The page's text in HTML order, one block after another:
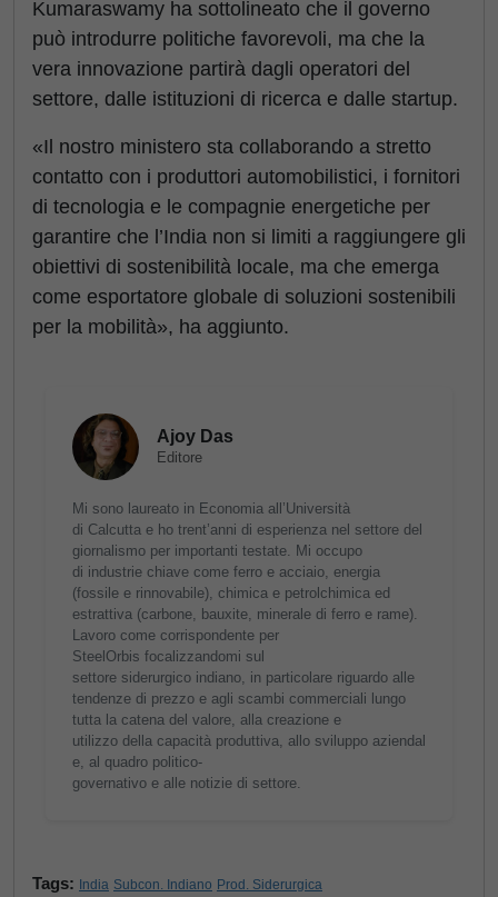
Kumaraswamy ha sottolineato che il governo
può introdurre politiche favorevoli, ma che la
vera innovazione partirà dagli operatori del
settore, dalle istituzioni di ricerca e dalle startup.
«Il nostro ministero sta collaborando a stretto
contatto con i produttori automobilistici, i fornitori
di tecnologia e le compagnie energetiche per
garantire che l’India non si limiti a raggiungere gli
obiettivi di sostenibilità locale, ma che emerga
come esportatore globale di soluzioni sostenibili
per la mobilità», ha aggiunto.
Ajoy Das
Editore
Mi sono laureato in Economia all’Università
di Calcutta e ho trent’anni di esperienza nel settore del
giornalismo per importanti testate. Mi occupo
di industrie chiave come ferro e acciaio, energia
(fossile e rinnovabile), chimica e petrolchimica ed
estrattiva (carbone, bauxite, minerale di ferro e rame).
Lavoro come corrispondente per
SteelOrbis focalizzandomi sul
settore siderurgico indiano, in particolare riguardo alle
tendenze di prezzo e agli scambi commerciali lungo
tutta la catena del valore, alla creazione e
utilizzo della capacità produttiva, allo sviluppo aziendal
e, al quadro politico-
governativo e alle notizie di settore.
Tags: India Subcon. Indiano Prod. Siderurgica